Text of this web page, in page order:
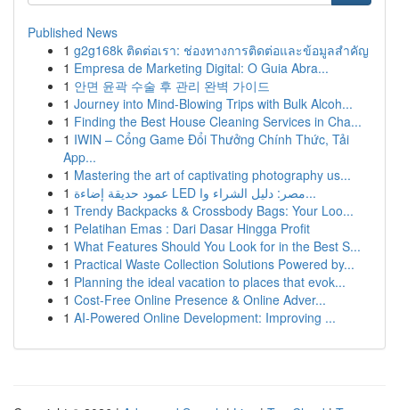
Published News
1 g2g168k ติดต่อเรา: ช่องทางการติดต่อและข้อมูลสำคัญ
1 Empresa de Marketing Digital: O Guia Abra...
1 안면 윤곽 수술 후 관리 완벽 가이드
1 Journey into Mind-Blowing Trips with Bulk Alcoh...
1 Finding the Best House Cleaning Services in Cha...
1 IWIN – Cổng Game Đổi Thưởng Chính Thức, Tải
App...
1 Mastering the art of captivating photography us...
1
عمود حديقة إضاءة LED مصر: دليل الشراء وا...
1 Trendy Backpacks & Crossbody Bags: Your Loo...
1 Pelatihan Emas : Dari Dasar Hingga Profit
1 What Features Should You Look for in the Best S...
1 Practical Waste Collection Solutions Powered by...
1 Planning the ideal vacation to places that evok...
1 Cost-Free Online Presence & Online Adver...
1 AI-Powered Online Development: Improving ...